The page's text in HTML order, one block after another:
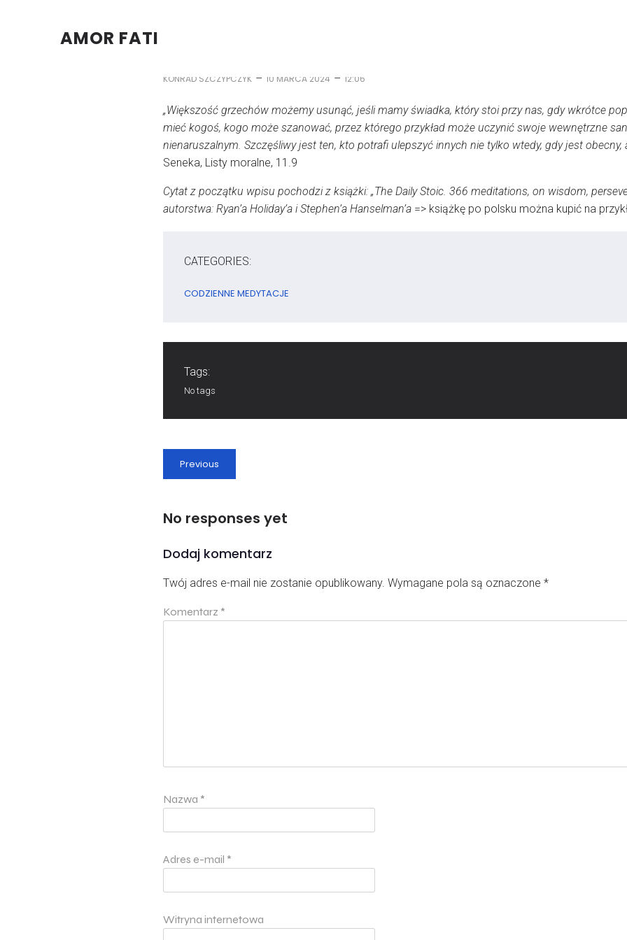
AMOR FATI
KONRAD SZCZYPCZYK – 10 MARCA 2024 – 12:06
„Większość grzechów możemy usunąć, jeśli mamy świadka, który stoi przy nas, gdy wkrótce
mieć kogoś, kogo może szanować, przez którego przykład może uczynić swoje wewnętrzne
nienaruszalnym. Szczęśliwy jest ten, kto potrafi ulepszyć innych nie tylko wtedy, gdy jest obecny,
Seneka, Listy moralne, 11.9
Cytat z początku wpisu pochodzi z książki: „The Daily Stoic. 366 meditations, on wisdom,
autorstwa: Ryan’a Holiday’a i Stephen’a Hanselman’a => książkę po polsku można kupić na
CATEGORIES:
CODZIENNE MEDYTACJE
Tags:
No tags
Previous
No responses yet
Dodaj komentarz
Twój adres e-mail nie zostanie opublikowany. Wymagane pola są oznaczone *
Komentarz *
Nazwa *
Adres e-mail *
Witryna internetowa